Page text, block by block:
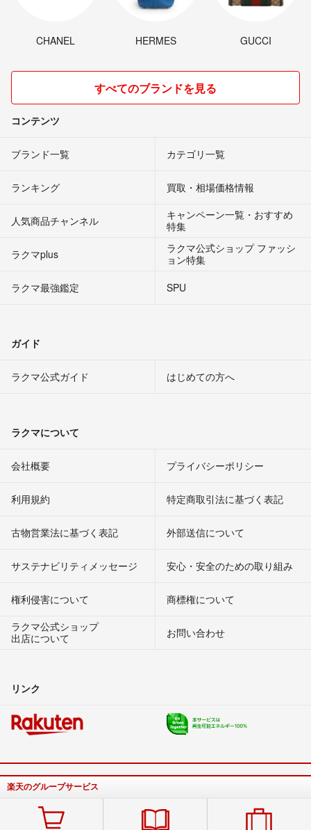
CHANEL HERMES GUCCI
すべてのブランドを見る
コンテンツ
ブランド一覧 カテゴリ一覧
ランキング 買取・相場価格情報
人気商品チャンネル
キャンペーン一覧・おすすめ
特集
ラクマplus
ラクマ公式ショップ ファッシ
ョン特集
ラクマ最強鑑定
SPU
ガイド
ラクマ公式ガイド はじめての方へ
ラクマについて
会社概要 プライバシーポリシー
利用規約 特定商取引法に基づく表記
古物営業法に基づく表記 外部送信について
サステナビリティメッセージ 安心・安全のための取り組み
権利侵害について
商標権について
ラクマ公式ショップ
出店について
お問い合わせ
リンク
楽天のグループサービス